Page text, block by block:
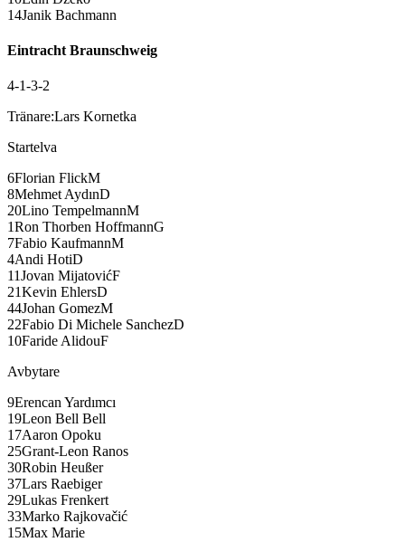
14Janik Bachmann
Eintracht Braunschweig
4-1-3-2
Tränare:Lars Kornetka
Startelva
6Florian FlickM
8Mehmet AydınD
20Lino TempelmannM
1Ron Thorben HoffmannG
7Fabio KaufmannM
4Andi HotiD
11Jovan MijatovićF
21Kevin EhlersD
44Johan GomezM
22Fabio Di Michele SanchezD
10Faride AlidouF
Avbytare
9Erencan Yardımcı
19Leon Bell Bell
17Aaron Opoku
25Grant-Leon Ranos
30Robin Heußer
37Lars Raebiger
29Lukas Frenkert
33Marko Rajkovačić
15Max Marie